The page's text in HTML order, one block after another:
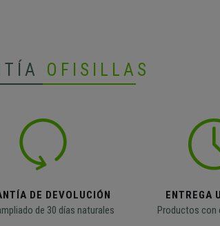
OFISILLAS
DE DEVOLUCIÓN
de 30 días naturales
ENTREGA
Productos con